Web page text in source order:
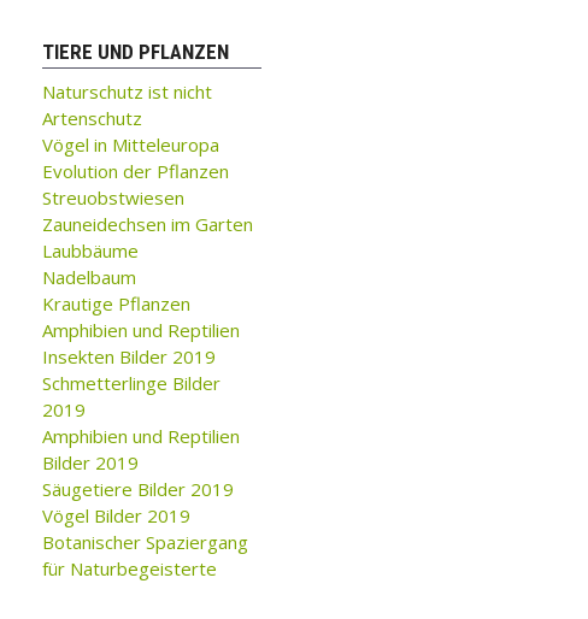
TIERE UND PFLANZEN
Naturschutz ist nicht
Artenschutz
Vögel in Mitteleuropa
Evolution der Pflanzen
Streuobstwiesen
Zauneidechsen im Garten
Laubbäume
Nadelbaum
Krautige Pflanzen
Amphibien und Reptilien
Insekten Bilder 2019
Schmetterlinge Bilder
2019
Amphibien und Reptilien
Bilder 2019
Säugetiere Bilder 2019
Vögel Bilder 2019
Botanischer Spaziergang
für Naturbegeisterte